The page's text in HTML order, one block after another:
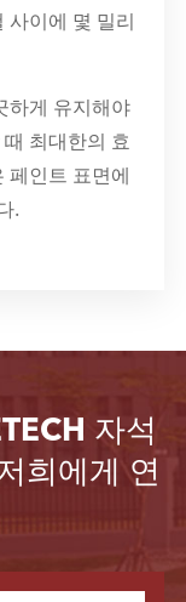
이에 몇 밀리
하게 유지해야
최대한의 효
인트 표면에
.
자석
희에게 연